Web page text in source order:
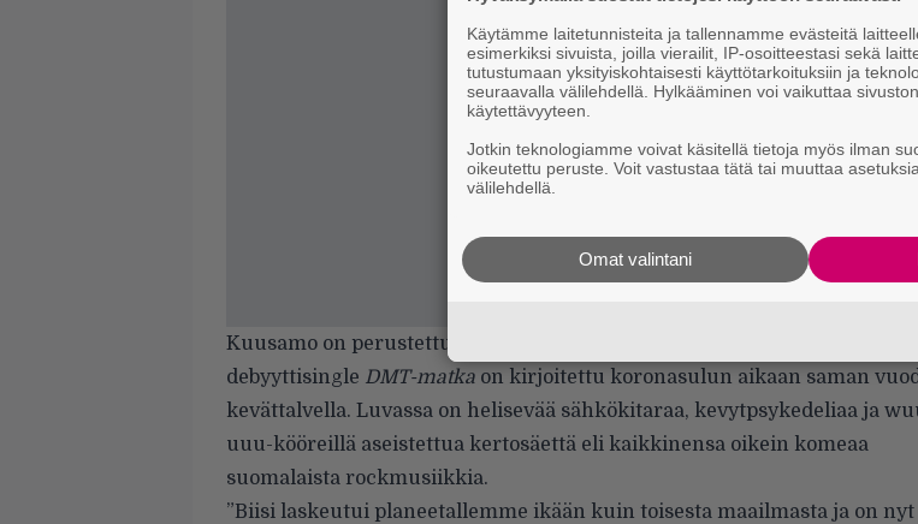
Kuusamo on perustettu alkuvuodesta 2020 ja nyt ensiesityksensä saava
debyyttisingle DMT-matka on kirjoitettu koronasulun aikaan saman
kevättalvella. Luvassa on helisevää sähkökitaraa, kevytpsykedeliaa ja
uuu-kööreillä aseistettua kertosäettä eli kaikkinensa oikein komeaa
suomalaista rockmusiikkia.
”Biisi laskeutui planeetallemme ikään kuin toisesta maailmasta ja on nyt
Käytämme laitetunnisteita ja tallennamme evästeitä
esimerkiksi sivuista, joilla vierailit, IP-osoitteestasi sekä
tutustumaan yksityiskohtaisesti käyttötarkoituksiin ja
seuraavalla välilehdellä. Hylkääminen voi vaikuttaa
käytettävyyteen.
Jotkin teknologiamme voivat käsitellä tietoja myös ilman
oikeutettu peruste. Voit vastustaa tätä tai muuttaa
välilehdellä.
Omat valintani